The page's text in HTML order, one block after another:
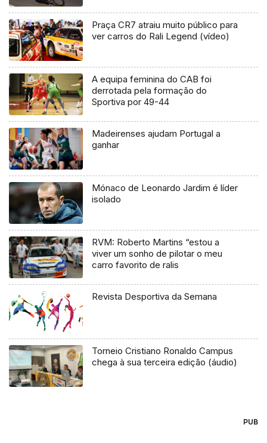
Praça CR7 atraiu muito público para
ver carros do Rali Legend (vídeo)
A equipa feminina do CAB foi
derrotada pela formação do
Sportiva por 49-44
Madeirenses ajudam Portugal a
ganhar
Mónaco de Leonardo Jardim é líder
isolado
RVM: Roberto Martins “estou a
viver um sonho de pilotar o meu
carro favorito de ralis
Revista Desportiva da Semana
Torneio Cristiano Ronaldo Campus
chega à sua terceira edição (áudio)
PUB